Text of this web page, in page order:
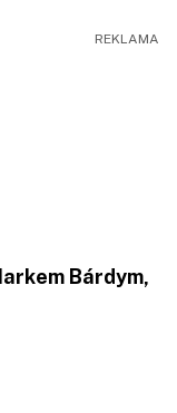
Bárdym,